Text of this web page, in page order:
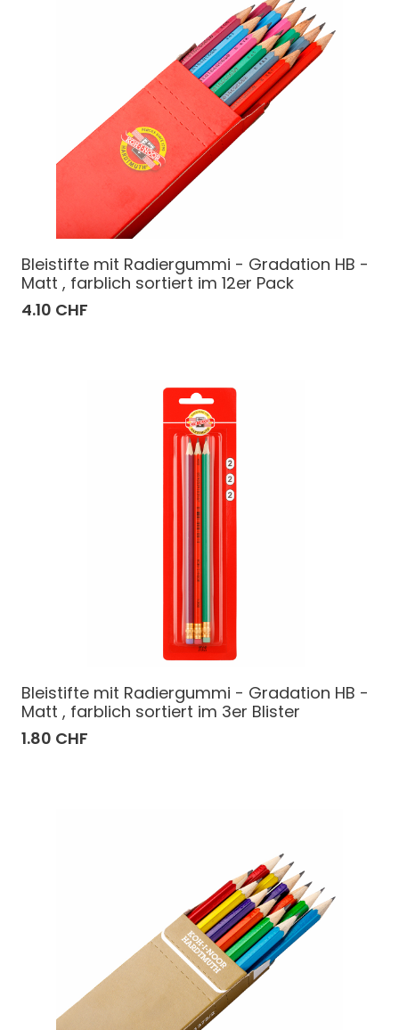
Bleistifte mit Radiergummi - Gradation HB -
Matt , farblich sortiert im 12er Pack
4.10 CHF
Bleistifte mit Radiergummi - Gradation HB -
Matt , farblich sortiert im 3er Blister
1.80 CHF